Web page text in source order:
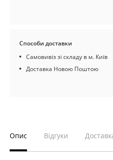
Способи доставки
Самовивіз зі складу в м. Київ
Доставка Новою Поштою
Опис Відгуки